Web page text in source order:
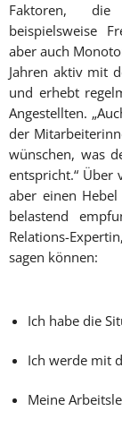
Faktoren, die
beispielsweise
aber auch
Jahren aktiv mit
und erhebt
Angestellten.
der
wünschen, was
entspricht.“ Über
aber einen
belastend
Relations-
sagen können:
Ich habe die
Ich werde mit
Meine